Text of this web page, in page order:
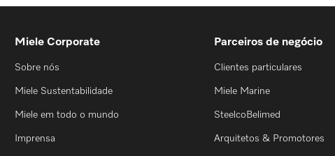
Miele Corporate
Sobre nós
Miele Sustentabilidade
Miele em todo o mundo
Imprensa
Parceiros de negócio
Clientes particulares
Miele Marine
SteelcoBelimed
Arquitetos & Promotores